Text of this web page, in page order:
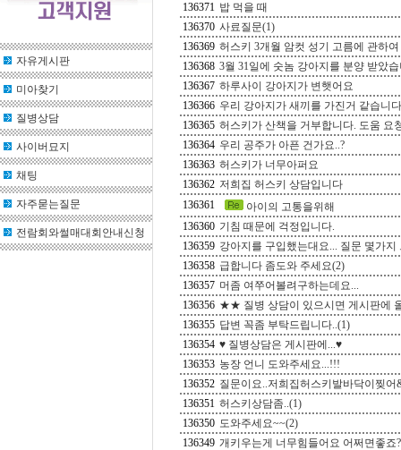
자유게시판
미아찾기
질병상담
사이버묘지
채팅
자주묻는질문
전람회와썰매대회안내신청
136371 밥 먹을 때
136370 사료질문(1)
136369 허스키 3개월 암컷 성기 고름에 관하
136368 3월 31일에 숫놈 강아지를 분양 받았
136367 하루사이 강아지가 변햇어요
136366 우리 강아지가 새끼를 가진거 같습니다
136365 허스키가 산책을 거부합니다. 도움 요
136364 우리 공주가 아픈 건가요..?
136363 허스키가 너무아퍼요
136362 저희집 허스키 상담입니다
136361
아이의 고통을위해
136360 기침 때문에 걱정입니다.
136359 강아지를 구입했는대요... 질문 몇가지
136358 급합니다 좀도와 주세요(2)
136357 머좀 여쭈어볼려구하는데요...
136356 ★★ 질병 상담이 있으시면 게시판에
136355 답변 꼭좀 부탁드립니다..(1)
136354 ♥ 질병상담은 게시판에...♥
136353 농장 언니 도와주세요...!!!
136352 질문이요..저희집허스키발바닥이찢어
136351 허스키상담좀..(1)
136350 도와주세요~~(2)
136349 개키우는게 너무힘들어요 어쩌면좋죠